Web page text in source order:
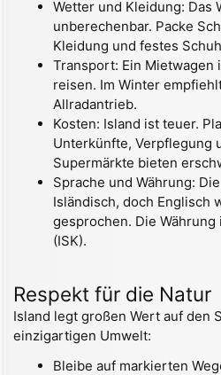
Wetter und Kleidung: Das
unberechenbar. Packe
Kleidung und festes
Transport: Ein Mietwagen
reisen. Im Winter
Allradantrieb.
Kosten: Island ist teuer.
Unterkünfte, Verpflegung
Supermärkte bieten
Sprache und Währung:
Isländisch, doch Englisch
gesprochen. Die
(ISK).
Respekt für die Natur
Island legt großen Wert auf den
einzigartigen Umwelt:
Bleibe auf markierten